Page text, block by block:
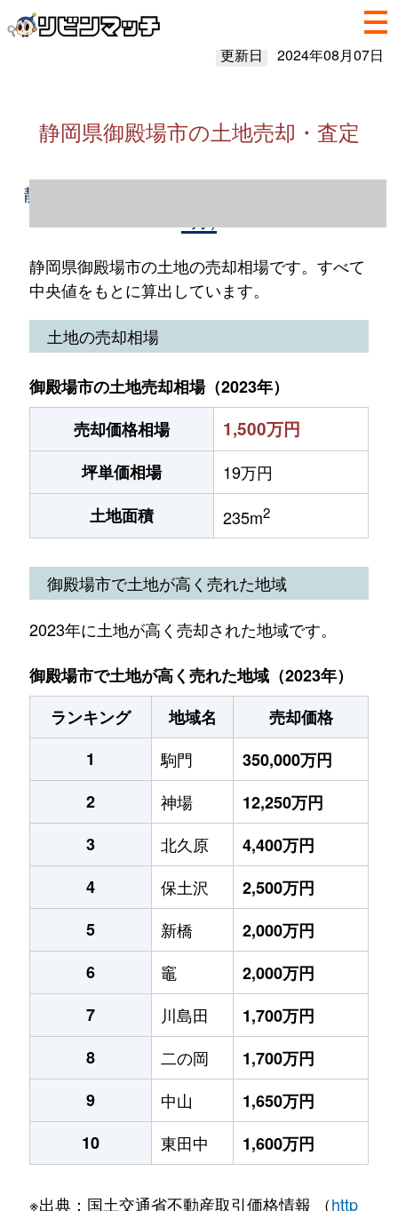
更新日 2024年08月07日
静岡県御殿場市の土地売却・査定
静岡県御殿場市の土地売却情報（2023年1～
静岡県御殿場市の土地の売却相場です。すべて
中央値をもとに算出しています。
土地の売却相場
御殿場市の土地売却相場（2023年）
売却価格相場
1,500万円
坪単価相場
19万円
土地面積
235m2
御殿場市で土地が高く売れた地域
2023年に土地が高く売却された地域です。
御殿場市で土地が高く売れた地域（2023年）
ランキング
地域名
売却価格
1
駒門
350,000万円
2
神場
12,250万円
3
北久原
4,400万円
4
保土沢
2,500万円
5
新橋
2,000万円
6
竈
2,000万円
7
川島田
1,700万円
8
二の岡
1,700万円
9
中山
1,650万円
10
東田中 1,600万円
※出典：国土交通省不動産取引価格情報 （http